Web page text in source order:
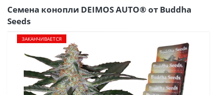
Семена конопли DEIMOS AUTO® от Buddha
Seeds
ЗАКАНЧИВАЕТСЯ